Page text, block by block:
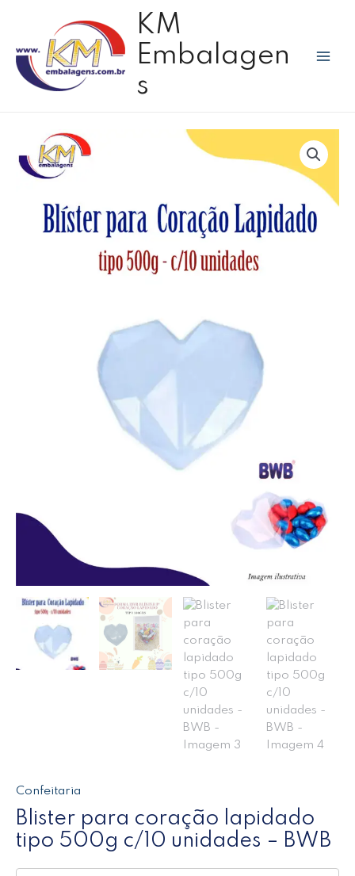
conteúdo
KM
Embalagen
s
Confeitaria
Blister para coração lapidado
tipo 500g c/10 unidades – BWB
Blister
para
coração